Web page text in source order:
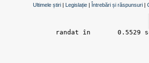
Ultimele știri | Legislație | Întrebări și răspunsuri |
randat în